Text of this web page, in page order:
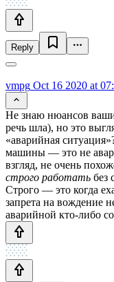
Reply
vmpg Oct 16 2020 at
Не знаю нюансов
речь шла), но это
«аварийная
машины — это не
взгляд, не очень
строго работать без
Строго — это когда
запрета на вождение
аварийной кто-либо